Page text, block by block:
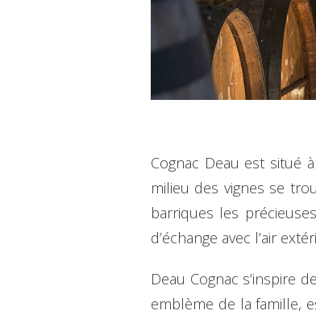
Cognac Deau est situé
milieu des vignes se
barriques les
d’échange avec l’air
Deau Cognac s’inspire
emblème de la famille,